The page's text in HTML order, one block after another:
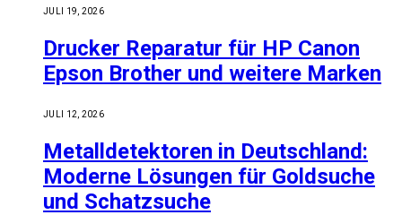
JULI 19, 2026
Drucker Reparatur für HP Canon
Epson Brother und weitere Marken
JULI 12, 2026
Metalldetektoren in Deutschland:
Moderne Lösungen für Goldsuche
und Schatzsuche